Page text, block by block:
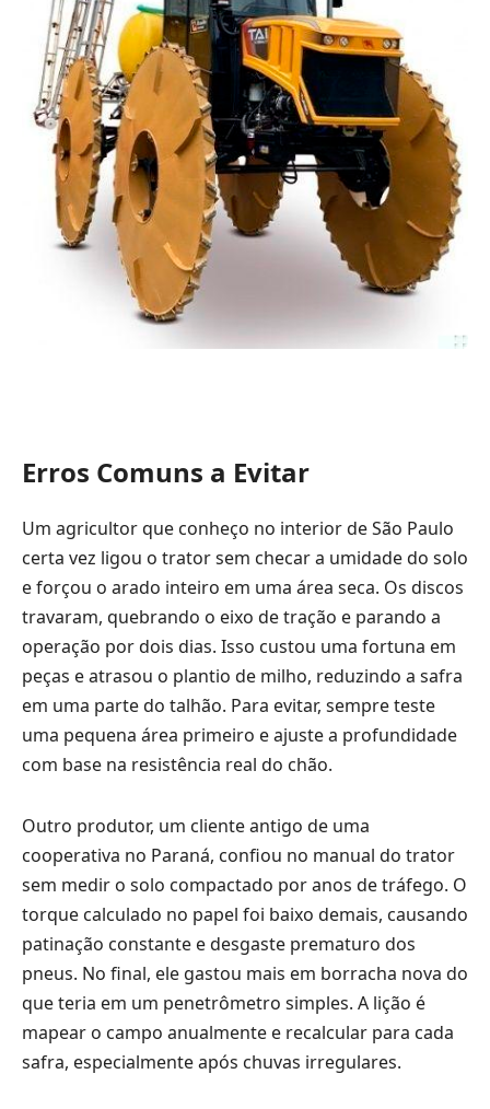
Erros Comuns a Evitar
Um agricultor que conheço no interior de São Paulo
certa vez ligou o trator sem checar a umidade do solo
e forçou o arado inteiro em uma área seca. Os discos
travaram, quebrando o eixo de tração e parando a
operação por dois dias. Isso custou uma fortuna em
peças e atrasou o plantio de milho, reduzindo a safra
em uma parte do talhão. Para evitar, sempre teste
uma pequena área primeiro e ajuste a profundidade
com base na resistência real do chão.
Outro produtor, um cliente antigo de uma
cooperativa no Paraná, confiou no manual do trator
sem medir o solo compactado por anos de tráfego. O
torque calculado no papel foi baixo demais, causando
patinação constante e desgaste prematuro dos
pneus. No final, ele gastou mais em borracha nova do
que teria em um penetrômetro simples. A lição é
mapear o campo anualmente e recalcular para cada
safra, especialmente após chuvas irregulares.